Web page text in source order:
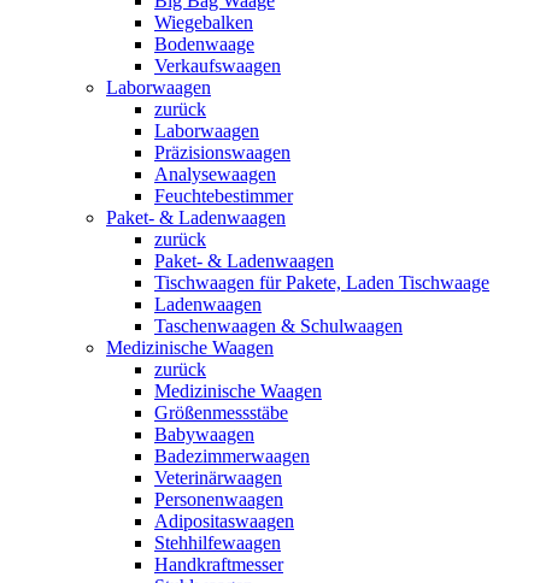
Wiegebalken
Bodenwaage
Verkaufswaagen
Laborwaagen
zurück
Laborwaagen
Präzisionswaagen
Analysewaagen
Feuchtebestimmer
Paket- & Ladenwaagen
zurück
Paket- & Ladenwaagen
Tischwaagen für Pakete, Laden Tischwaage
Ladenwaagen
Taschenwaagen & Schulwaagen
Medizinische Waagen
zurück
Medizinische Waagen
Größenmessstäbe
Babywaagen
Badezimmerwaagen
Veterinärwaagen
Personenwaagen
Adipositaswaagen
Stehhilfewaagen
Handkraftmesser